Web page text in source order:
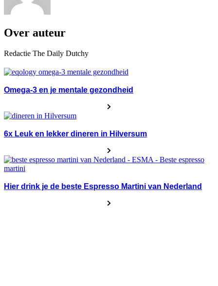
Over auteur
Redactie The Daily Dutchy
Omega-3 en je mentale gezondheid
6x Leuk en lekker dineren in Hilversum
Hier drink je de beste Espresso Martini van Nederland